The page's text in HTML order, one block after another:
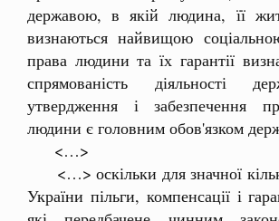
державою, в якій людина, її
визнаються найвищою
права людини та їх гарантії
спрямованість діяльності
утвердження і забезпечення
людини є головним обов'язком
<…>
<…> оскільки для значної
України пільги, компенсації і